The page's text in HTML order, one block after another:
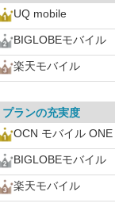
UQ mobile
BIGLOBEモバイル
楽天モバイル
プランの充実度
OCN モバイル ONE
BIGLOBEモバイル
楽天モバイル